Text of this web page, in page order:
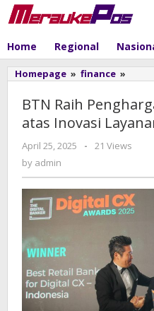
Skip
to
Home Regional
Homepage » finance »
atas
BTN Raih
atas Inovasi
April 25, 2025
by
-
21 Views
by admin